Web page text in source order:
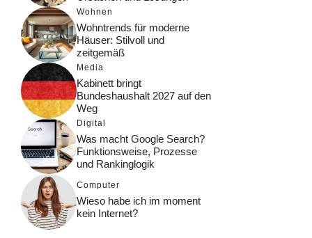
Wohnen
Wohntrends für moderne
Häuser: Stilvoll und
zeitgemäß
Media
Kabinett bringt
Bundeshaushalt 2027 auf den
Weg
Digital
Was macht Google Search?
Funktionsweise, Prozesse
und Rankinglogik
Computer
Wieso habe ich im moment
kein Internet?